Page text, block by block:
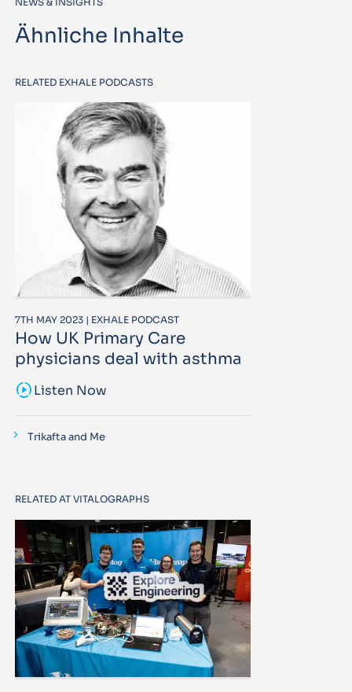
Ähnliche Inhalte
RELATED EXHALE PODCASTS
7TH MAY 2023 | EXHALE PODCAST
How UK Primary Care
physicians deal with asthma
sound_samplerListen Now
Trikafta and Me
RELATED AT VITALOGRAPHS